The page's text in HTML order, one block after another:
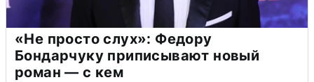
«Не просто слух»: Федору
Бондарчуку приписывают новый
роман — с кем